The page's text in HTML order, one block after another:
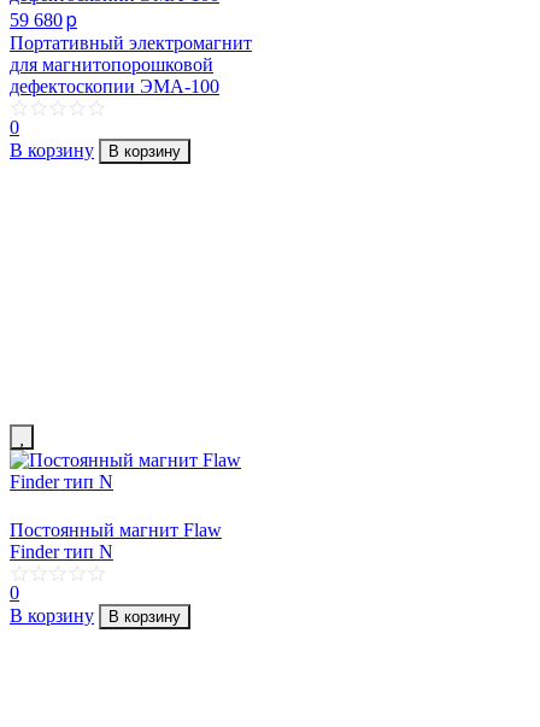
59 680p
Портативный электромагнит
для магнитопорошковой
дефектоскопии ЭМА-100
0
В корзину
В корзину
Постоянный магнит Flaw
Finder тип N
0
В корзину
В корзину